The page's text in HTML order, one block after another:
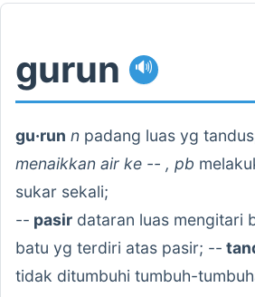
gurun 🔊
gu·run n padang luas yg
menaikkan air ke -- , pb
sukar sekali;
-- pasir dataran luas mengitari
batu yg terdiri atas pasir; --
tidak ditumbuhi tumbuh-